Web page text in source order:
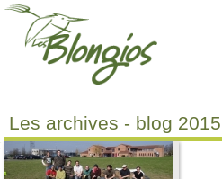
Aller au contenu principal
Les archives - blog 2015